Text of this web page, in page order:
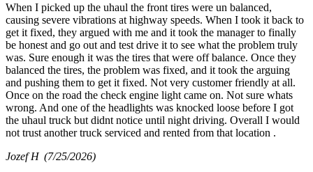
When I picked up the uhaul the front tires were un balanced,
causing severe vibrations at highway speeds. When I took it back to
get it fixed, they argued with me and it took the manager to finally
be honest and go out and test drive it to see what the problem truly
was. Sure enough it was the tires that were off balance. Once they
balanced the tires, the problem was fixed, and it took the arguing
and pushing them to get it fixed. Not very customer friendly at all.
Once on the road the check engine light came on. Not sure whats
wrong. And one of the headlights was knocked loose before I got
the uhaul truck but didnt notice until night driving. Overall I would
not trust another truck serviced and rented from that location .
Jozef H (7/25/2026)